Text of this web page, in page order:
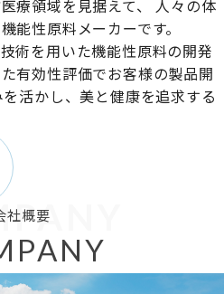
療領域を見据えて、
人々の体
能性原料メーカーです。
術を用いた機能性原料の開発
有効性評価でお客様の製品開
活かし、美と健康を追求する
社概要